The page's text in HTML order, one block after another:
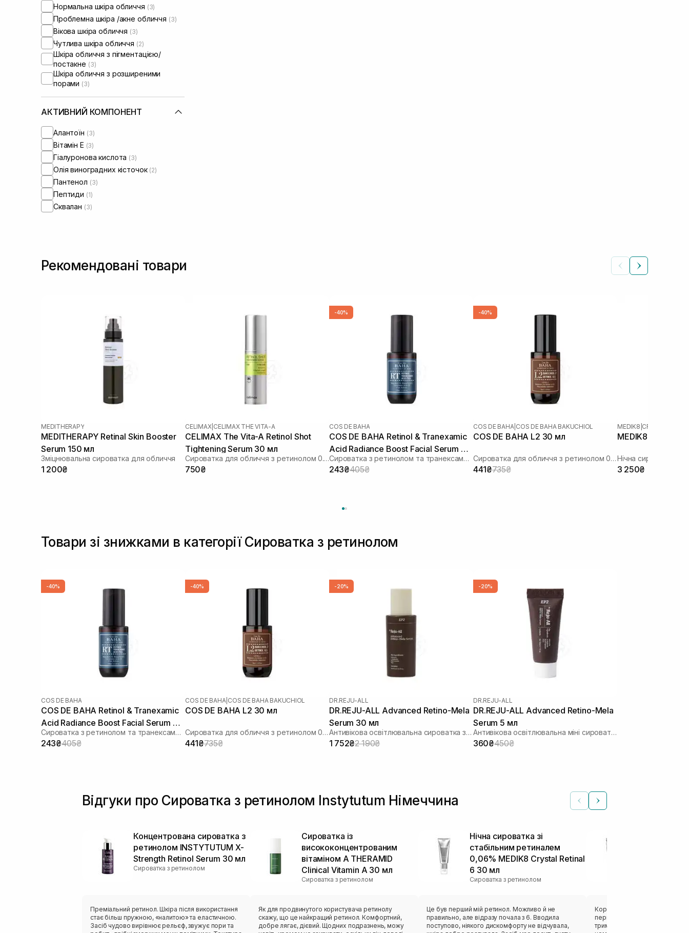
Нормальна шкіра обличчя (3)
Проблемна шкіра /акне обличчя (3)
Вікова шкіра обличчя (3)
Чутлива шкіра обличчя (2)
Шкіра обличчя з пігментацією/
постакне (3)
Шкіра обличчя з розширеними
порами (3)
АКТИВНИЙ КОМПОНЕНТ
Алантоїн (3)
Вітамін Е (3)
Гіалуронова кислота (3)
Олія виноградних кісточок (2)
Пантенол (3)
Пептиди (1)
Сквалан (3)
Рекомендовані товари
MEDITHERAPY
MEDITHERAPY Retinal Skin Booster
Serum 150 мл
Зміцнювальна сироватка для обличчя
1 200₴
CELIMAX CELIMAX THE VITA-A
CELIMAX The Vita-A Retinol Shot
Tightening Serum 30 мл
Сироватка для обличчя з ретинолом 0.1% і пептидами
750₴
-40%
COS DE BAHA
COS DE BAHA Retinol & Tranexamic
Acid Radiance Boost Facial Serum RT
30 мл
Сироватка з ретинолом та транексамовою кислотою
243₴405₴
-40%
COS DE BAHA COS DE BAHA BAKUCHIOL
COS DE BAHA L2 30 мл
Сироватка для обличчя з ретинолом 0,5% та бакучіолом 2%
441₴735₴
MEDIK8 CRYSTAL
MEDIK8 Crystal
3 250₴
Товари зі знижками в категорії Сироватка з ретинолом
-40%
COS DE BAHA
COS DE BAHA Retinol & Tranexamic
Acid Radiance Boost Facial Serum RT
30 мл
Сироватка з ретинолом та транексамовою кислотою
243₴405₴
-40%
COS DE BAHA COS DE BAHA BAKUCHIOL
COS DE BAHA L2 30 мл
Сироватка для обличчя з ретинолом 0,5% та бакучіолом 2%
441₴735₴
-20%
DR.REJU-ALL
DR.REJU-ALL Advanced Retino-Mela
Serum 30 мл
Антивікова освітлювальна сироватка з ретиноїдом та транексамовою кислотою
1 752₴2 190₴
-20%
DR.REJU-ALL
DR.REJU-ALL Advanced Retino-Mela
Serum 5 мл
Антивікова освітлювальна міні сироватка з ретиноїдом та транексамовою кислотою
360₴450₴
Відгуки про Сироватка з ретинолом Instytutum Німеччина
Концентрована сироватка з
ретинолом INSTYTUTUM X-
Strength Retinol Serum 30 мл
Сироватка з ретинолом
Преміальний ретинол. Шкіра після використання
стає більш пружною, «налитою» та еластичною.
Засіб чудово вирівнює рельєф, звужує пори та
Сироватка із
висококонцентрованим
вітаміном A THERAMID
Clinical Vitamin A 30 мл
Сироватка з ретинолом
Як для продвинутого користувача ретинолу
скажу, що це найкращий ретинол. Комфортний,
добре лягає, дієвий. Щодних подразнень, можу
Нічна сироватка зі
стабільним ретиналем
0,06% MEDIK8 Crystal Retinal
6 30 мл
Сироватка з ретинолом
Це був перший мій ретинол. Можливо й не
правильно, але відразу почала з 6. Вводила
поступово, ніякого дискомфорту не відчувала,
Користуюсь цим ретиналем
перший косметичний ретиналь. Купувала щоб
тримати акне під контролем. В цілому нарікань